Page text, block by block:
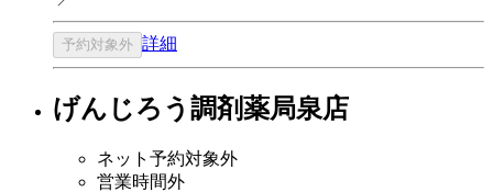
予約対象外 詳細
げんじろう調剤薬局泉店
ネット予約対象外
営業時間外